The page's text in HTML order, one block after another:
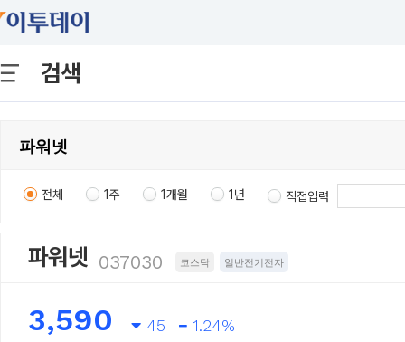
검색
전체 1주 1개월 1년 직접입력
파워넷 037030 코스닥 일반전기전자
3,590 45 1.24%